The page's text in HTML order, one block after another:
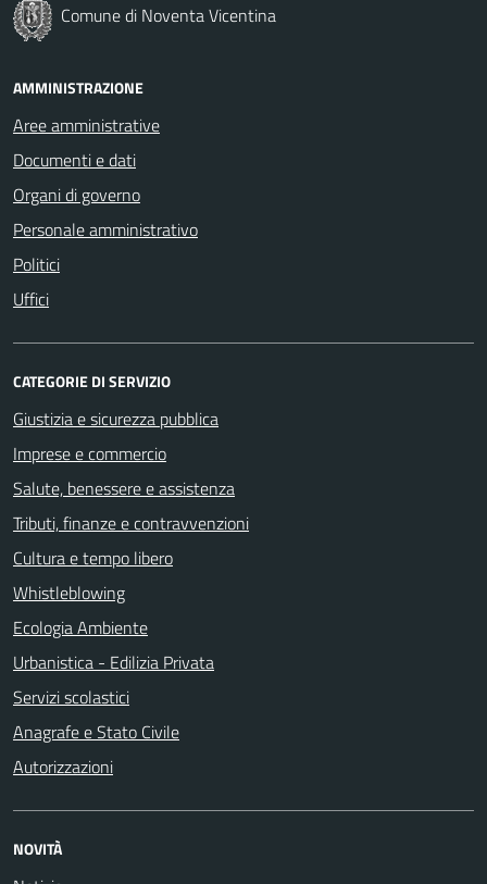
Comune di Noventa Vicentina
AMMINISTRAZIONE
Aree amministrative
Documenti e dati
Organi di governo
Personale amministrativo
Politici
Uffici
CATEGORIE DI SERVIZIO
Giustizia e sicurezza pubblica
Imprese e commercio
Salute, benessere e assistenza
Tributi, finanze e contravvenzioni
Cultura e tempo libero
Whistleblowing
Ecologia Ambiente
Urbanistica - Edilizia Privata
Servizi scolastici
Anagrafe e Stato Civile
Autorizzazioni
NOVITÀ